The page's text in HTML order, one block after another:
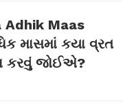
Adhik Maas
માસમાં કયા વ્રત
કરવું જોઈએ?